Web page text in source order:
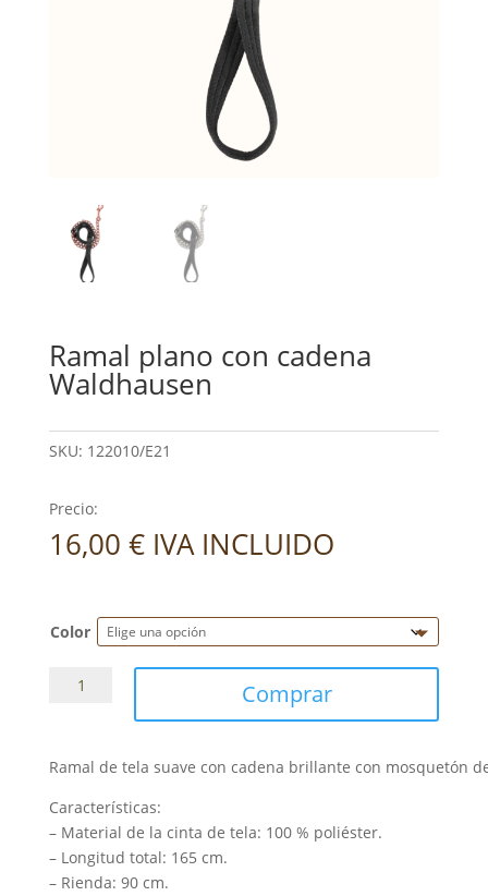
Ramal plano con cadena
Waldhausen
SKU: 122010/E21
Precio:
16,00 € IVA INCLUIDO
Color
Ramal
Waldhausen
cantidad
Comprar
Ramal de tela suave con cadena brillante con mosquetón
Características:
– Material de la cinta de tela: 100 % poliéster.
– Longitud total: 165 cm.
– Rienda: 90 cm.